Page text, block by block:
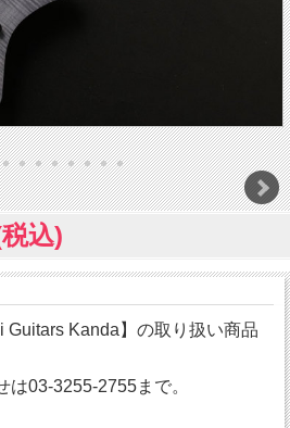
込)
Guitars Kanda】の取り扱い商品
03-3255-2755まで。